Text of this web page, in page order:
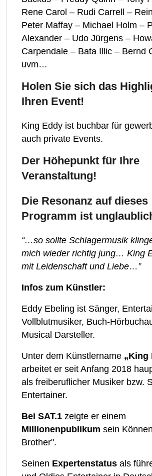
Rene Carol – Rudi Carrell –
Peter Maffay – Michael Holm –
Alexander – Udo Jürgens –
Carpendale – Bata Illic – Bernd
uvm…
Holen Sie sich das
Ihren Event!
King Eddy ist buchbar für
auch private Events.
Der Höhepunkt für Ihre
Veranstaltung!
Die Resonanz auf dieses
Programm ist
“…so sollte Schlagermusik
mich wieder richtig jung… King
mit Leidenschaft und Liebe…”
Infos zum Künstler:
Eddy Ebeling ist Sänger,
Vollblutmusiker, Buch-
Musical Darsteller.
Unter dem Künstlername „King
arbeitet er seit Anfang 2018
als freiberuflicher Musiker bzw.
Entertainer.
Bei SAT.1 zeigte er einem
Millionenpublikum sein
Brother".
Seinen Expertenstatus als